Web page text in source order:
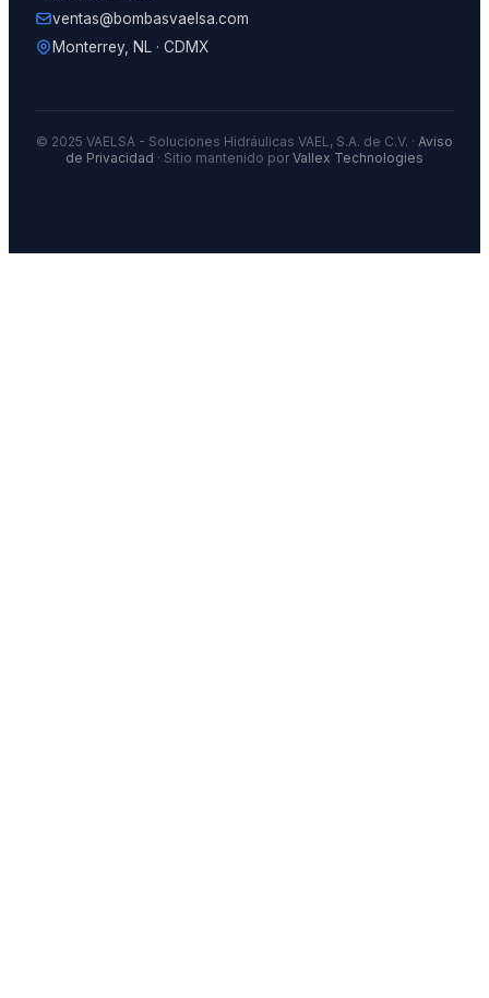
ventas@bombasvaelsa.com
Monterrey, NL · CDMX
© 2025 VAELSA - Soluciones Hidráulicas VAEL, S.A. de C.V. · Aviso
de Privacidad · Sitio mantenido por Vallex Technologies